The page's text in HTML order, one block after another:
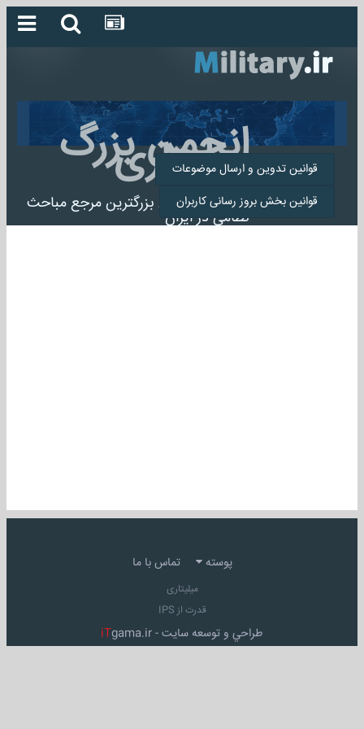
انجمن بزرگ
میلیتاری
انجمن میلیتاری بزرگترین مرجع مباحث
نظامی در ایران
قوانین تدوین و ارسال موضوعات
قوانین بخش بروز رسانی کاربران
پوسته تماس با ما
میلیتاری
قدرت از IPS
طراحي و توسعه سايت - iTgama.ir